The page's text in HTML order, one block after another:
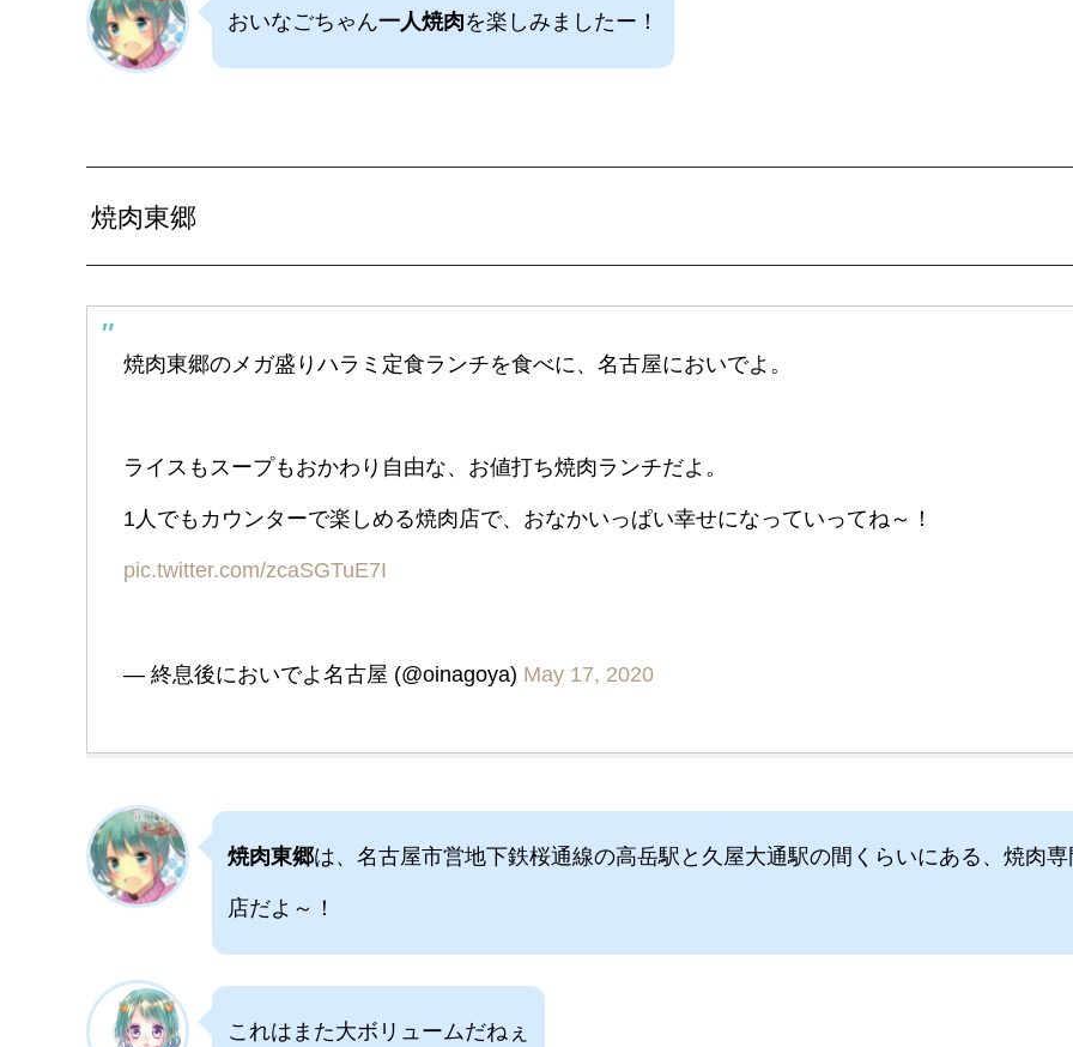
おいなごちゃん一人焼肉を楽しみましたー！
焼肉東郷
焼肉東郷のメガ盛りハラミ定食ランチを食べに、名古屋においでよ。
ライスもスープもおかわり自由な、お値打ち焼肉ランチだよ。
1人でもカウンターで楽しめる焼肉店で、おなかいっぱい幸せになっていってね～！
pic.twitter.com/zcaSGTuE7I
— 終息後においでよ名古屋 (@oinagoya) May 17, 2020
焼肉東郷は、名古屋市営地下鉄桜通線の高岳駅と久屋大通駅の間くらいにある、焼肉専
店だよ～！
これはまた大ボリュームだねぇ